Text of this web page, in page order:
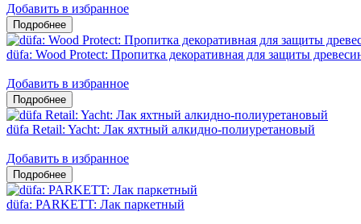
Добавить в избранное
düfa: Wood Protect: Пропитка декоративная для защиты
Добавить в избранное
düfa Retail: Yacht: Лак яхтный алкидно-полиуретановый
Добавить в избранное
düfa: PARKETT: Лак паркетный